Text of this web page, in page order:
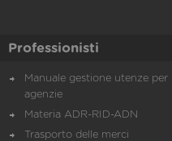
Professionisti
Manuale gestione utenze per
agenzie
Materia ADR-RID-ADN
Trasporto delle merci